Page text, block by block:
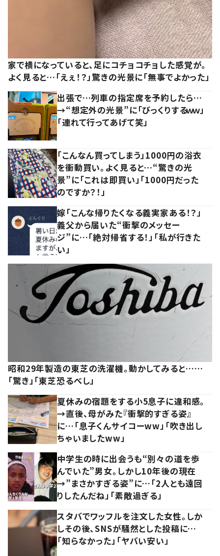
家で横になっていると、足にコチョコチョした感覚が。
よく見ると…「えぇ！？」驚きの光景に「無事でよかった」
出張で…列車の指定席を予約したら…
→“想定外の光景”に「びっくりするｗｗ」
「連れて行ってあげて笑」
「こんなん買ってしまう」1000円の浴衣
を衝動買い。よく見ると…“驚きの光
景”に「これは即買い」「1000円だった
のですか？！」
嫁「こんな帰りたくなる義実家ある！？」
義父から届いた“衝撃のメッセー
ジ”に…「絶対帰省する！」「私が行きた
い」
昭和29年製造の東芝の洗濯機。動かしてみると……
「驚き」「東芝恐るべし」
夏休みの宿題をする小5息子に違和感。
→直後、母がみた『衝撃的すぎる姿』
に…「息子くんサイコーww」「吹き出し
ちゃいましたww」
中学生の時に出会うも“別々の道を歩
んでいた”男女。しかし10年後の現在
→”まさかすぎる姿”に…「2人とも遠回
りしたんだね」「素敵過ぎる」
スタバでワッフルを注文した女性。しか
しその後、SNSが騒然とした投稿に…
「知らなかった」「ヤバい安い」